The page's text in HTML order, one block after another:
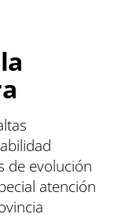
de evolución
atención